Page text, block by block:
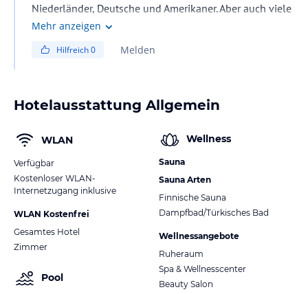
Niederländer, Deutsche und Amerikaner. Aber auch viele
Südamerikaner buchen das Papagayo.
Mehr anzeigen
Hilfreich0 Melden
Hotelausstattung Allgemein
WLAN
Verfügbar
Kostenloser WLAN-
Internetzugang inklusive
WLAN Kostenfrei
Gesamtes Hotel
Zimmer
Pool
Wellness
Sauna
Sauna Arten
Finnische Sauna
Dampfbad/Türkisches Bad
Wellnessangebote
Ruheraum
Spa & Wellnesscenter
Beauty Salon